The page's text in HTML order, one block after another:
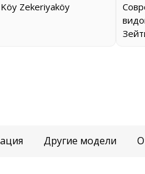
Zekeriyaköy
Другие модели